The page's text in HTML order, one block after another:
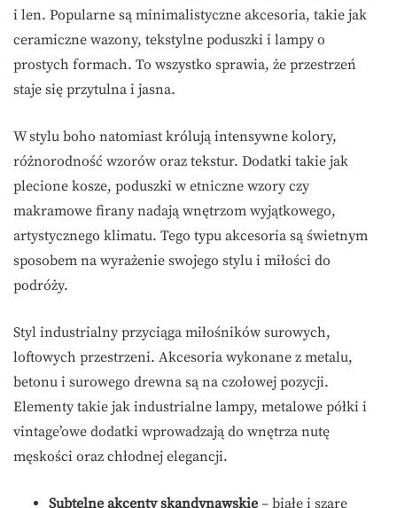
i len. Popularne są minimalistyczne akcesoria, takie jak
ceramiczne wazony, tekstylne poduszki i lampy o
prostych formach. To wszystko sprawia, że przestrzeń
staje się przytulna i jasna.
W stylu boho natomiast królują intensywne kolory,
różnorodność wzorów oraz tekstur. Dodatki takie jak
plecione kosze, poduszki w etniczne wzory czy
makramowe firany nadają wnętrzom wyjątkowego,
artystycznego klimatu. Tego typu akcesoria są świetnym
sposobem na wyrażenie swojego stylu i miłości do
podróży.
Styl industrialny przyciąga miłośników surowych,
loftowych przestrzeni. Akcesoria wykonane z metalu,
betonu i surowego drewna są na czołowej pozycji.
Elementy takie jak industrialne lampy, metalowe półki i
vintage’owe dodatki wprowadzają do wnętrza nutę
męskości oraz chłodnej elegancji.
Subtelne akcenty skandynawskie – białe i szare